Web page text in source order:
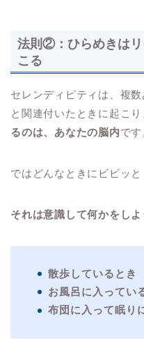
法則②：ひらめきは
こる
セレンディピティは、複
と関連付いたときに起こ
るのは、あなたの脳内です
ではどんなときにビビッと
それは意識して何かをし
散歩しているとき
お風呂に入ってい
布団に入って眠り